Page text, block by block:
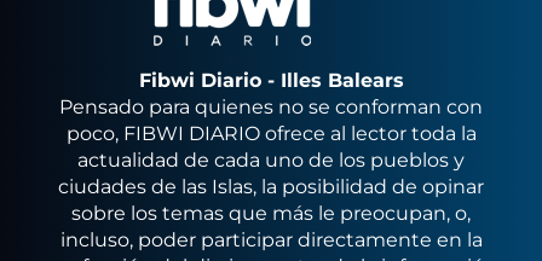
Fibwi Diario - Illes Balears
Pensado para quienes no se conforman con
poco, FIBWI DIARIO ofrece al lector toda la
actualidad de cada uno de los pueblos y
ciudades de las Islas, la posibilidad de opinar
sobre los temas que más le preocupan, o,
incluso, poder participar directamente en la